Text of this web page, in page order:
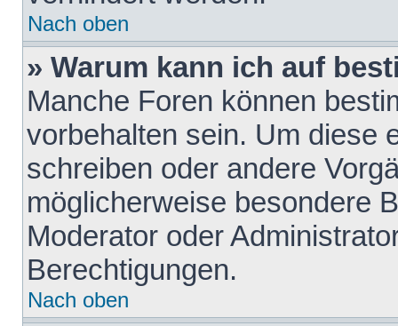
Nach oben
» Warum kann ich auf
Manche Foren können
vorbehalten sein. Um diese
schreiben oder andere
möglicherweise besondere
Moderator oder
Berechtigungen.
Nach oben